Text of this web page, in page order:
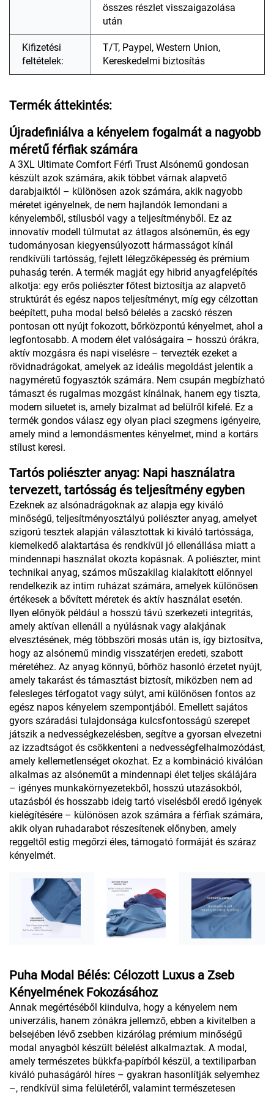
összes részlet visszaigazolása
után
Kifizetési
feltételek:
T/T, Paypel, Western Union,
Kereskedelmi biztosítás
Termék áttekintés:
Újradefiniálva a kényelem fogalmát a nagyobb
méretű férfiak számára
A 3XL Ultimate Comfort Férfi Trust Alsónemű gondosan
készült azok számára, akik többet várnak alapvető
darabjaiktól – különösen azok számára, akik nagyobb
méretet igényelnek, de nem hajlandók lemondani a
kényelemből, stílusból vagy a teljesítményből. Ez az
innovatív modell túlmutat az átlagos alsóneműn, és egy
tudományosan kiegyensúlyozott hármasságot kínál
rendkívüli tartósság, fejlett lélegzőképesség és prémium
puhaság terén. A termék magját egy hibrid anyagfelépítés
alkotja: egy erős poliészter főtest biztosítja az alapvető
struktúrát és egész napos teljesítményt, míg egy célzottan
beépített, puha modal belső bélelés a zacskó részen
pontosan ott nyújt fokozott, bőrközpontú kényelmet, ahol a
legfontosabb. A modern élet valóságaira – hosszú órákra,
aktív mozgásra és napi viselésre – tervezték ezeket a
rövidnadrágokat, amelyek az ideális megoldást jelentik a
nagyméretű fogyasztók számára. Nem csupán megbízható
támaszt és rugalmas mozgást kínálnak, hanem egy tiszta,
modern siluetet is, amely bizalmat ad belülről kifelé. Ez a
termék gondos válasz egy olyan piaci szegmens igényeire,
amely mind a lemondásmentes kényelmet, mind a kortárs
stílust keresi.
Tartós poliészter anyag: Napi használatra
tervezett, tartósság és teljesítmény egyben
Ezeknek az alsónadrágoknak az alapja egy kiváló
minőségű, teljesítményosztályú poliészter anyag, amelyet
szigorú tesztek alapján választottak ki kiváló tartóssága,
kiemelkedő alaktartása és rendkívül jó ellenállása miatt a
mindennapi használat okozta kopásnak. A poliészter, mint
technikai anyag, számos műszakilag kialakított előnnyel
rendelkezik az intim ruházat számára, amelyek különösen
értékesek a bővített méretek és aktív használat esetén.
Ilyen előnyök például a hosszú távú szerkezeti integritás,
amely aktívan ellenáll a nyúlásnak vagy alakjának
elvesztésének, még többszöri mosás után is, így biztosítva,
hogy az alsónemű mindig visszatérjen eredeti, szabott
méretéhez. Az anyag könnyű, bőrhöz hasonló érzetet nyújt,
amely takarást és támasztást biztosít, miközben nem ad
felesleges térfogatot vagy súlyt, ami különösen fontos az
egész napos kényelem szempontjából. Emellett sajátos
gyors száradási tulajdonsága kulcsfontosságú szerepet
játszik a nedvességkezelésben, segítve a gyorsan elvezetni
az izzadtságot és csökkenteni a nedvességfelhalmozódást,
amely kellemetlenséget okozhat. Ez a kombináció kiválóan
alkalmas az alsóneműt a mindennapi élet teljes skálájára
– igényes munkakörnyezetekből, hosszú utazásokból,
utazásból és hosszabb ideig tartó viselésből eredő igények
kielégítésére – különösen azok számára a férfiak számára,
akik olyan ruhadarabot részesítenek előnyben, amely
reggeltől estig megőrzi éles, támogató formáját és száraz
kényelmét.
Puha Modal Bélés: Célozott Luxus a Zseb
Kényelmének Fokozásához
Annak megértéséből kiindulva, hogy a kényelem nem
univerzális, hanem zónákra jellemző, ebben a kivitelben a
belsejében lévő zsebben kizárólag prémium minőségű
modal anyagból készült bélelést alkalmaztak. A modal,
amely természetes bükkfa-papírból készül, a textiliparban
kiváló puhaságáról híres – gyakran hasonlítják selyemhez
–, rendkívül sima felületéről, valamint természetesen